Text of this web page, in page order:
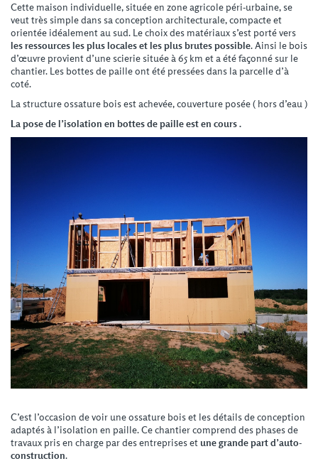
Cette maison individuelle, située en zone agricole péri-urbaine, se
veut très simple dans sa conception architecturale, compacte et
orientée idéalement au sud. Le choix des matériaux s’est porté vers
les ressources les plus locales et les plus brutes possible. Ainsi le bois
d’œuvre provient d’une scierie située à 65 km et a été façonné sur le
chantier. Les bottes de paille ont été pressées dans la parcelle d’à
coté.
La structure ossature bois est achevée, couverture posée ( hors d’eau )
La pose de l’isolation en bottes de paille est en cours .
C’est l’occasion de voir une ossature bois et les détails de conception
adaptés à l’isolation en paille. Ce chantier comprend des phases de
travaux pris en charge par des entreprises etune grande part d’auto-
construction.